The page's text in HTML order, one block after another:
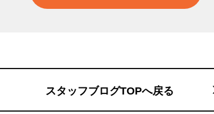
スタッフブログTOPへ戻る